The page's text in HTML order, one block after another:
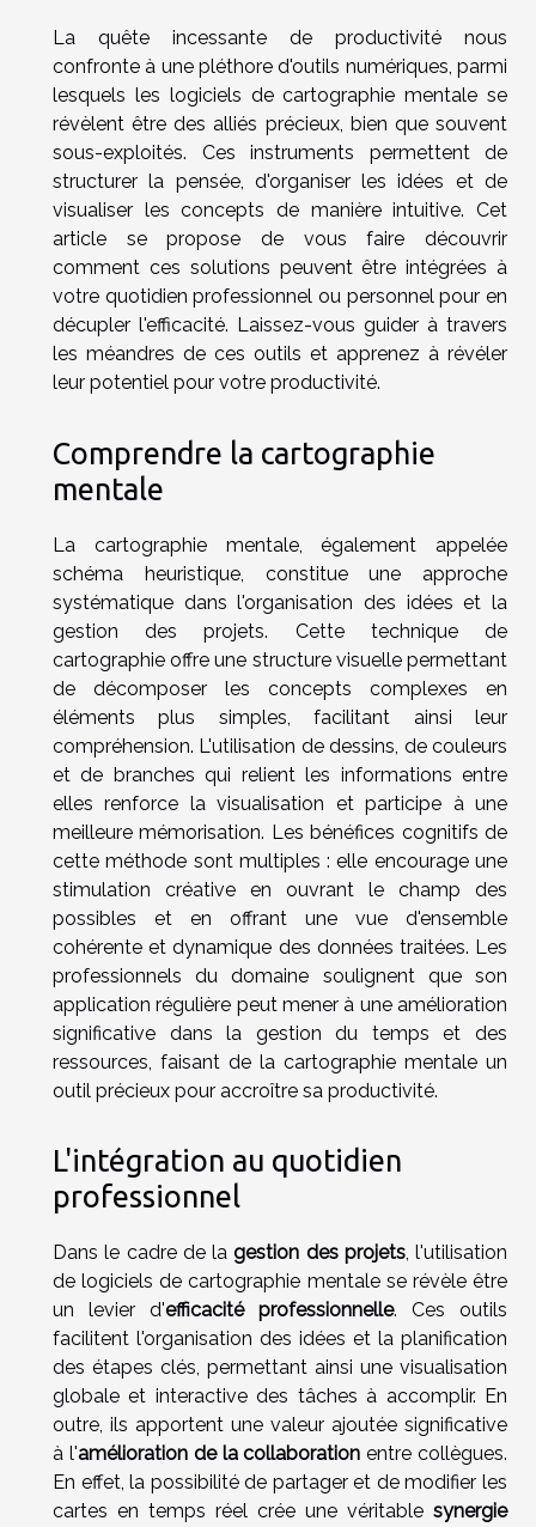
La quête incessante de productivité nous
confronte à une pléthore d'outils numériques, parmi
lesquels les logiciels de cartographie mentale se
révèlent être des alliés précieux, bien que souvent
sous-exploités. Ces instruments permettent de
structurer la pensée, d'organiser les idées et de
visualiser les concepts de manière intuitive. Cet
article se propose de vous faire découvrir
comment ces solutions peuvent être intégrées à
votre quotidien professionnel ou personnel pour en
décupler l'efficacité. Laissez-vous guider à travers
les méandres de ces outils et apprenez à révéler
leur potentiel pour votre productivité.
Comprendre la cartographie
mentale
La cartographie mentale, également appelée
schéma heuristique, constitue une approche
systématique dans l'organisation des idées et la
gestion des projets. Cette technique de
cartographie offre une structure visuelle permettant
de décomposer les concepts complexes en
éléments plus simples, facilitant ainsi leur
compréhension. L'utilisation de dessins, de couleurs
et de branches qui relient les informations entre
elles renforce la visualisation et participe à une
meilleure mémorisation. Les bénéfices cognitifs de
cette méthode sont multiples : elle encourage une
stimulation créative en ouvrant le champ des
possibles et en offrant une vue d'ensemble
cohérente et dynamique des données traitées. Les
professionnels du domaine soulignent que son
application régulière peut mener à une amélioration
significative dans la gestion du temps et des
ressources, faisant de la cartographie mentale un
outil précieux pour accroître sa productivité.
L'intégration au quotidien
professionnel
Dans le cadre de lagestion des projets, l'utilisation
de logiciels de cartographie mentale se révèle être
un levier d'efficacité professionnelle. Ces outils
facilitent l'organisation des idées et la planification
des étapes clés, permettant ainsi une visualisation
globale et interactive des tâches à accomplir. En
outre, ils apportent une valeur ajoutée significative
à l'amélioration de la collaboration entre collègues.
En effet, la possibilité de partager et de modifier les
cartes en temps réel crée une véritable synergie